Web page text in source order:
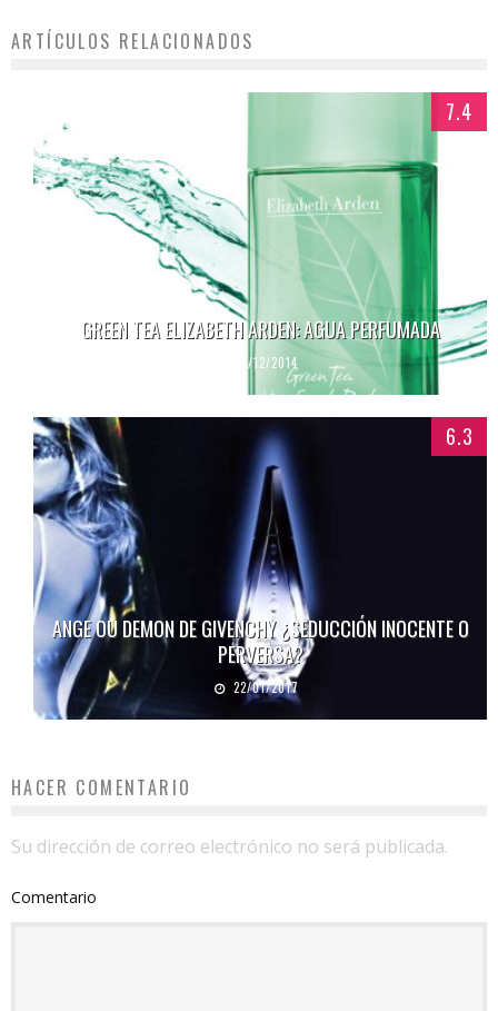
ARTÍCULOS RELACIONADOS
7.4
GREEN TEA ELIZABETH ARDEN: AGUA PERFUMADA
18/12/2014
6.3
ANGE OU DEMON DE GIVENCHY ¿SEDUCCIÓN INOCENTE O
PERVERSA?
22/01/2017
HACER COMENTARIO
Su dirección de correo electrónico no será publicada.
Comentario